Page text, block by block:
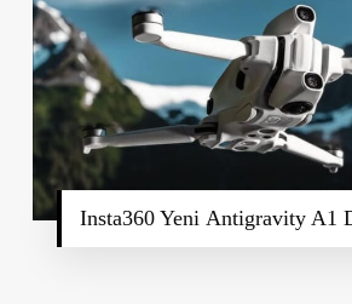
Insta360 Yeni Antigravity A1